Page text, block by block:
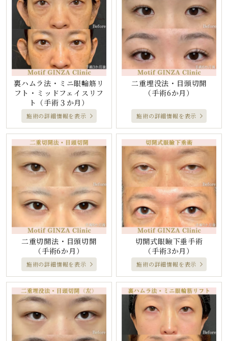
裏ハムラ法・ミニ眼輪筋リ
フト・ミッドフェイスリフ
ト （手術３か月）
施術の詳細情報を表示
二重埋没法・目頭切開
（手術6か月）
施術の詳細情報を表示
二重切開法・目頭切開
（手術6か月）
施術の詳細情報を表示
切開式眼瞼下垂手術
（手術3か月）
施術の詳細情報を表示